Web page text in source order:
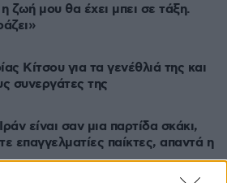
ζωή μου θα έχει μπει σε τάξη.
Κίτσου για τα γενέθλιά της και
συνεργάτες της
είναι σαν μια παρτίδα σκάκι,
επαγγελματίες παίκτες, απαντά η